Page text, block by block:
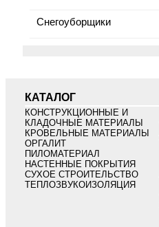
Снегоуборщики
КАТАЛОГ
КОНСТРУКЦИОННЫЕ И
КЛАДОЧНЫЕ МАТЕРИАЛЫ
КРОВЕЛЬНЫЕ МАТЕРИАЛЫ
ОРГАЛИТ
ПИЛОМАТЕРИАЛ
НАСТЕННЫЕ ПОКРЫТИЯ
СУХОЕ СТРОИТЕЛЬСТВО
ТЕПЛОЗВУКОИЗОЛЯЦИЯ